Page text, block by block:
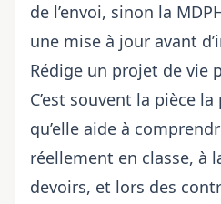
de l’envoi, sinon la
une mise à jour avant
Rédige un projet de vie
C’est souvent la pièce
qu’elle aide à
réellement en classe, à
devoirs, et lors des